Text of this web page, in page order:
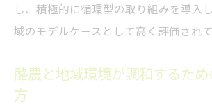
し、積極的に循環型の取り組みを導入
域のモデルケースとして高く評価されて
酪農と地域環境が調和するた
方